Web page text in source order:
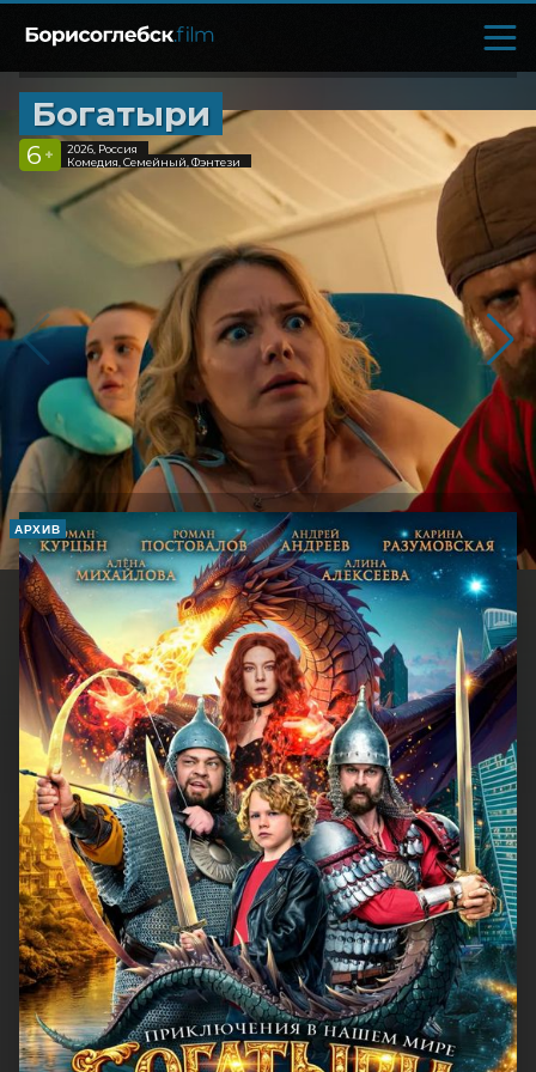
Богатыри
6 +
2026, Россия
Комедия, Семейный, Фэнтези
АРХИВ